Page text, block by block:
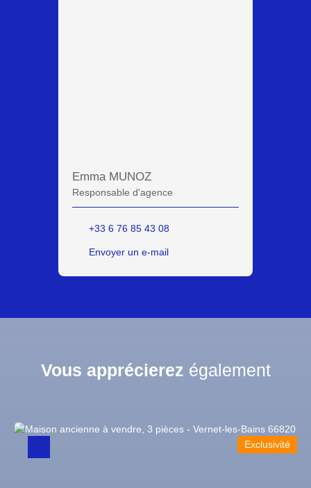
Emma MUNOZ
Responsable d'agence
+33 6 76 85 43 08
Envoyer un e-mail
Vous apprécierez également
Exclusivité